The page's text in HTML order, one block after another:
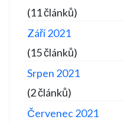
(11 článků)
Září 2021
(15 článků)
Srpen 2021
(2 článků)
Červenec 2021